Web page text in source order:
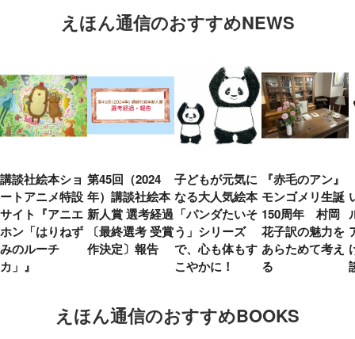
えほん通信のおすすめNEWS
講談社絵本ショ
ートアニメ特設
サイト『アニエ
ホン「はりねず
みのルーチ
カ」』
第45回（2024
年）講談社絵本
新人賞 選考経過
〔最終選考 受賞
作決定〕報告
子どもが元気に
なる大人気絵本
「パンダたいそ
う」シリーズ
で、心も体もす
こやかに！
『赤毛のアン』
モンゴメリ生誕
150周年 村岡
花子訳の魅力を
あらためて考え
る
えほん通信のおすすめBOOKS